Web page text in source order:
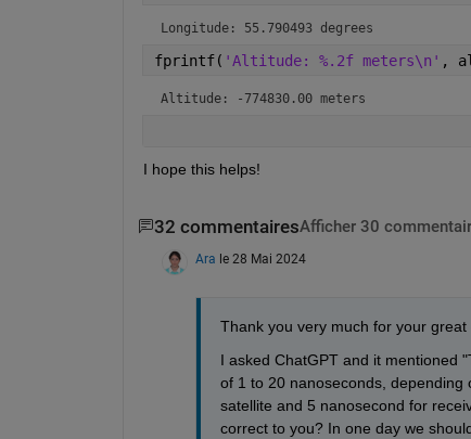
Longitude: 55.790493 degrees
fprintf( 'Altitude: %.2f meters\n' ,
Altitude: -774830.00 meters
I hope this helps!
32 commentairesAfficher 30
Ara le 28 Mai 2024
Thank you very much for your great
I asked ChatGPT and it mentioned
of 1 to 20 nanoseconds,
satellite and 5 nanosecond for
correct to you? In one day we